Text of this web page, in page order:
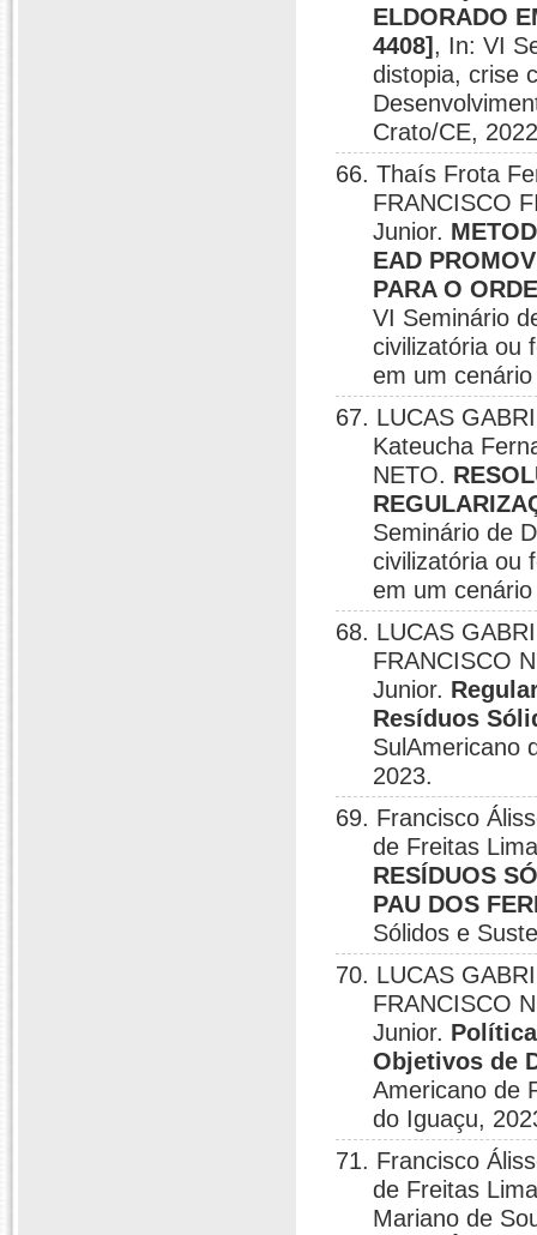
ELDORADO
4408] , In: VI
distopia, crise
Crato/CE,
66. Thaís Frota
FRANCISCO
Junior.
EAD
PARA O
VI Seminário
civilizatória ou
em um
67. LUCAS
Kateucha
NETO.
Seminário de
civilizatória ou
em um
68. LUCAS
FRANCISCO
Junior.
Resíduos
SulAmericano
2023.
69. Francisco
de Freitas
RESÍDUOS
PAU DOS
Sólidos e
70. LUCAS
FRANCISCO
Junior.
Objetivos de
Americano de
do Iguaçu,
71. Francisco
de Freitas
Mariano de